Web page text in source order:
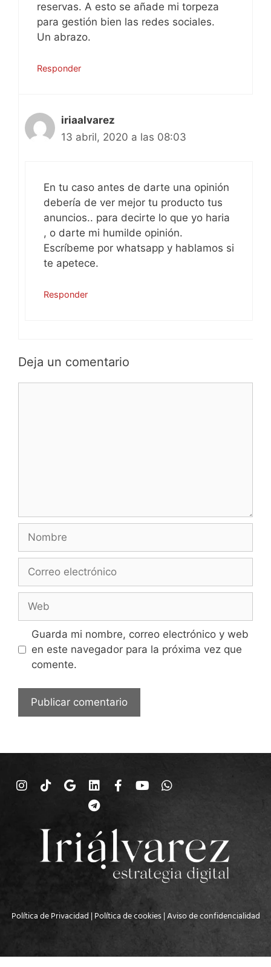
reservas. A esto se añade mi torpeza
para gestión bien las redes sociales.
Un abrazo.
Responder
iriaalvarez
13 abril, 2020 a las 08:03
En tu caso antes de darte una opinión
debería de ver mejor tu producto tus
anuncios.. para decirte lo que yo haria
, o darte mi humilde opinión.
Escríbeme por whatsapp y hablamos si
te apetece.
Responder
Deja un comentario
Guarda mi nombre, correo electrónico y web
en este navegador para la próxima vez que
comente.
Política de Privacidad | Política de cookies|Aviso de confidencialidad